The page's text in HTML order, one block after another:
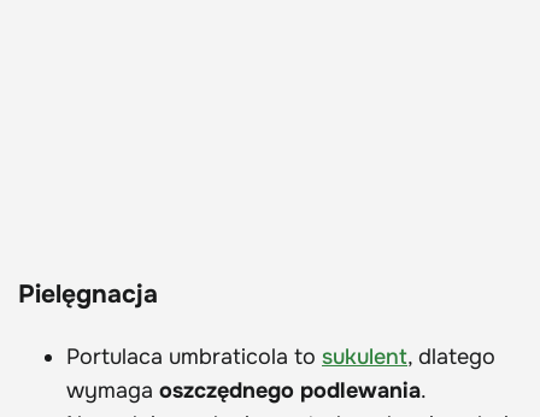
Pielęgnacja
Portulaca umbraticola to sukulent, dlatego
wymaga oszczędnego podlewania.